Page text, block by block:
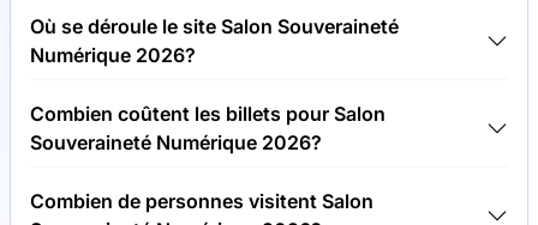
Salon Souveraineté Numérique 2026 aura lieu entre
30.06.26 et 01.07.26.
Où se déroule le site Salon Souveraineté
Numérique 2026?
Salon Souveraineté Numérique 2026 aura lieu à
l'adresse , France.
Combien coûtent les billets pour Salon
Souveraineté Numérique 2026?
Les billets pour Salon Souveraineté Numérique 2026
coûtent 500,00 € par visiteur.
Combien de personnes visitent Salon